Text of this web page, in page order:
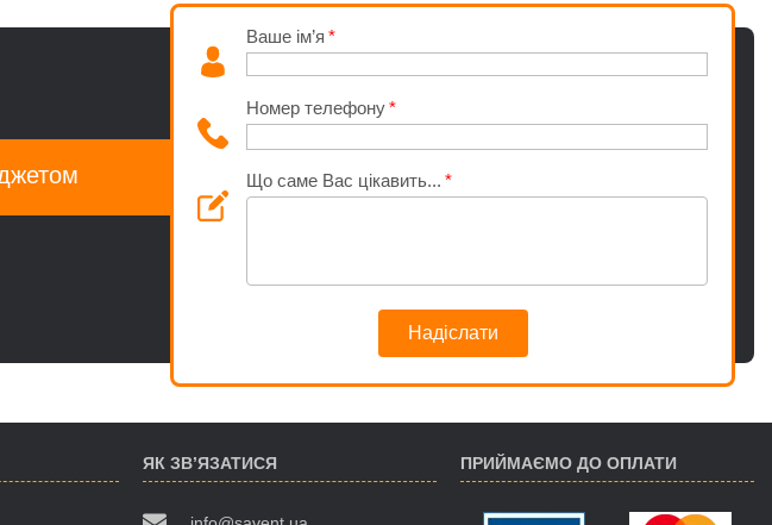
Ваше ім’я
Номер телефону
Що саме Вас цікавить...
Надіслати
ЯК ЗВ’ЯЗАТИСЯ ПРИЙМАЄМО ДО ОПЛАТИ